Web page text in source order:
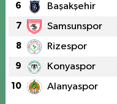
6 Başakşehir
7 Samsunspor
8 Rizespor
9 Konyaspor
10 Alanyaspor